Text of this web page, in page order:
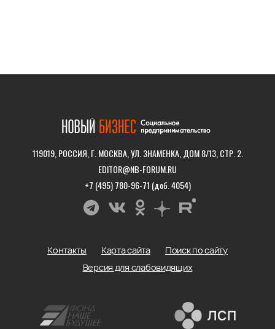
119019, РОССИЯ, Г. МОСКВА, УЛ. ЗНАМЕНКА, ДОМ 8/13, СТР. 2.
EDITOR@NB-FORUM.RU
+7 (495) 780-96-71 (доб. 4054)
Контакты Карта сайта
Поиск по сайту
Версия для слабовидящих